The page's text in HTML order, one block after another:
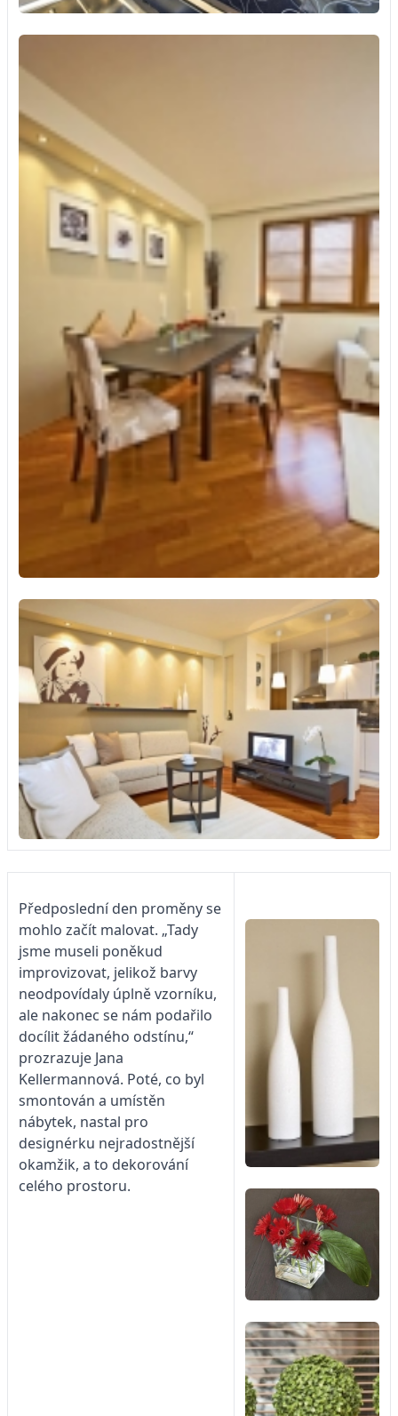
Předposlední den proměny se
mohlo začít malovat. „Tady
jsme museli poněkud
improvizovat, jelikož barvy
neodpovídaly úplně vzorníku,
ale nakonec se nám podařilo
docílit žádaného odstínu,“
prozrazuje Jana
Kellermannová. Poté, co byl
smontován a umístěn
nábytek, nastal pro
designérku nejradostnější
okamžik, a to dekorování
celého prostoru.